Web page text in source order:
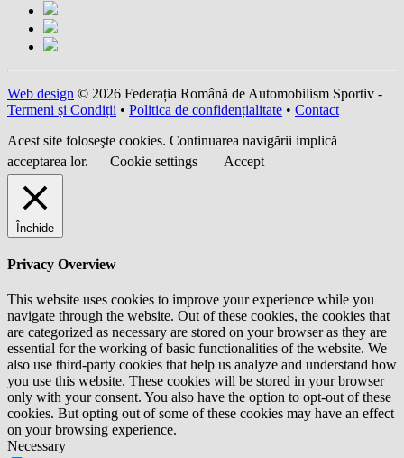
Web design © 2026 Federația Română de Automobilism Sportiv -
Termeni și Condiții • Politica de confidențialitate • Contact
Acest site foloseşte cookies. Continuarea navigării implică
acceptarea lor.
Cookie settings Accept
Închide
Privacy Overview
This website uses cookies to improve your experience while you
navigate through the website. Out of these cookies, the cookies that
are categorized as necessary are stored on your browser as they are
essential for the working of basic functionalities of the website. We
also use third-party cookies that help us analyze and understand how
you use this website. These cookies will be stored in your browser
only with your consent. You also have the option to opt-out of these
cookies. But opting out of some of these cookies may have an effect
on your browsing experience.
Necessary